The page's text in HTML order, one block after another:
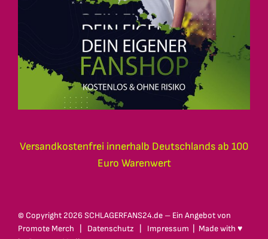
Versandkostenfrei innerhalb Deutschlands ab 100
Euro Warenwert
© Copyright 2026 SCHLAGERFANS24.de – Ein Angebot von
Promote Merch
Datenschutz Impressum | Made with ♥